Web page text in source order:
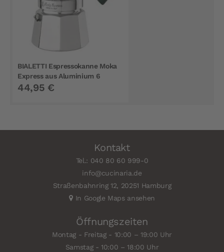
BIALETTI Espressokanne Moka
Express aus Aluminium 6
Tassen - nicht Induktion
44,95 €
Kontakt
Tel.: 040 80 60 999-0
info@cucinaria.de
Straßenbahnring 12, 20251 Hamburg
In Google Maps ansehen
Öffnungszeiten
Montag - Freitag - 10:00 – 19:00 Uhr
Samstag - 10:00 – 18:00 Uhr